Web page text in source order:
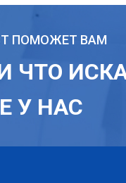
ПОМОЖЕТ ВАМ
ЧТО
У НАС